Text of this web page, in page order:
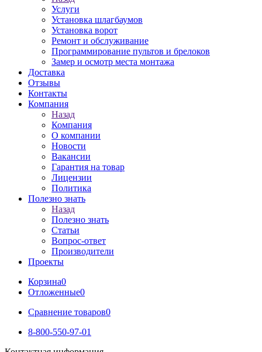
Услуги
Установка шлагбаумов
Установка ворот
Ремонт и обслуживание
Программирование пультов и брелоков
Замер и осмотр места монтажа
Доставка
Отзывы
Контакты
Компания
Назад
Компания
О компании
Новости
Вакансии
Гарантия на товар
Лицензии
Политика
Полезно знать
Назад
Полезно знать
Статьи
Вопрос-ответ
Производители
Проекты
Корзина0
Отложенные0
Сравнение товаров0
8-800-550-97-01